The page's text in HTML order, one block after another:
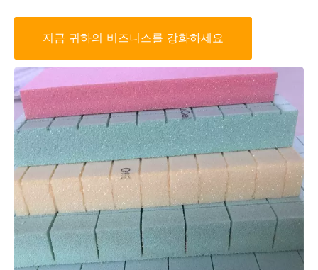
지금 귀하의 비즈니스를 강화하세요